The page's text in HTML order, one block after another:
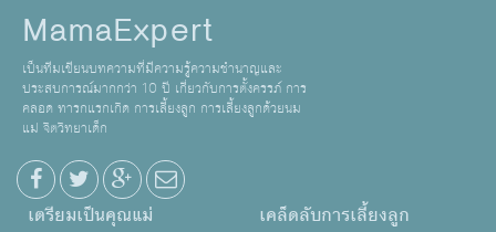
MamaExpert
เป็นทีมเขียนบทความที่มีความรู้ความชำนาญและ
ประสบการณ์มากกว่า 10 ปี เกี่ยวกับการตั้งครรภ์ การ
คลอด ทารกแรกเกิด การเลี้ยงลูก การเลี้ยงลูกด้วยนม
แม่ จิตวิทยาเด็ก
เตรียมเป็นคุณแม่ เคล็ดลับการเลี้ยงลูก